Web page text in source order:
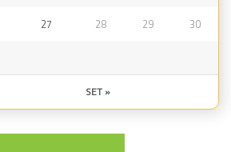
27 28 29 30
SET »